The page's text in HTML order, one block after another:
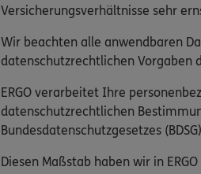
Versicherungsverhältnisse sehr
Wir beachten alle anwendbaren
datenschutzrechtlichen Vorgaben
ERGO verarbeitet Ihre
datenschutzrechtlichen
Bundesdatenschutzgesetzes
Diesen Maßstab haben wir in